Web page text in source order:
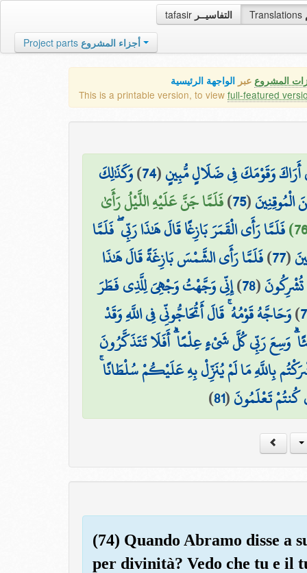
tafasir التفاسيــر Translations
Project parts أجزاء المشروع
المشروع عبر الواجهة الرئيسية
This is a printable version, to view full-featured
أَرَاكَ وَقَوْمَكَ فِي ضَلَالٍ مُّبِينٍ(
74
)وَكَذَٰلِكَ
(
75
)فَلَمَّا جَنَّ عَلَيْهِ اللَّيْلُ رَأَىٰ
فَلَمَّا رَأَى الْقَمَرَ بَازِغًا قَالَ هَٰذَا رَبِّي ۖ فَلَمَّا
(
77
)فَلَمَّا رَأَى الشَّمْسَ بَازِغَةً قَالَ هَٰذَا
(
78
)إِنِّي وَجَّهْتُ وَجْهِيَ لِلَّذِي فَطَرَ
)وَحَاجَّهُ قَوْمُهُ ۚ قَالَ أَتُحَاجُّونِّي فِي اللَّهِ وَقَدْ
وَسِعَ رَبِّي كُلَّ شَيْءٍ عِلْمًا ۗ أَفَلَا تَتَذَكَّرُونَ
بِاللَّهِ مَا لَمْ يُنَزِّلْ بِهِ عَلَيْكُمْ سُلْطَانًا
كُنتُمْ تَعْلَمُونَ(
81
)
(74) Quando Abramo disse a
per divinità? Vedo che tu e il